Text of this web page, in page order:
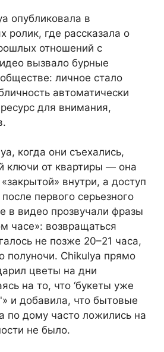
опубликовала в
ролик, где рассказала о
отношений с
вызвало бурные
личное стало
автоматически
для внимания,
когда они съехались,
ключи от квартиры — она
внутри, а доступ
первого серьезного
в видео прозвучали фразы
часе»: возвращаться
не позже 20–21 часа,
полуночи. Chikulya прямо
цветы на дни
на то, что ‘букеты уже
и добавила, что бытовые
по дому часто ложились на
не было.